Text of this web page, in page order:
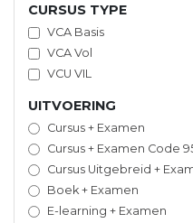
CURSUS TYPE
VCA Basis
VCA Vol
VCU VIL
UITVOERING
Cursus + Examen
Cursus + Examen Code
Cursus Uitgebreid +
Boek + Examen
E-learning + Examen